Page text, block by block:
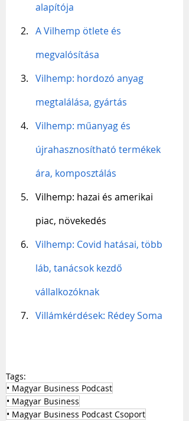
alapítója
A Vilhemp ötlete és
megvalósítása
Vilhemp: hordozó anyag
megtalálása, gyártás
Vilhemp: műanyag és
újrahasznosítható termékek
ára, komposztálás
Vilhemp: hazai és amerikai
piac, növekedés
Vilhemp: Covid hatásai, több
láb, tanácsok kezdő
vállalkozóknak
Villámkérdések: Rédey Soma
Tags:
• Magyar Business Podcast
• Magyar Business
• Magyar Business Podcast Csoport